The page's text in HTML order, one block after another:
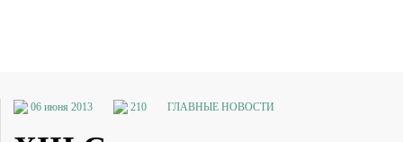
06 июня 2013 210 ГЛАВНЫЕ НОВОСТИ